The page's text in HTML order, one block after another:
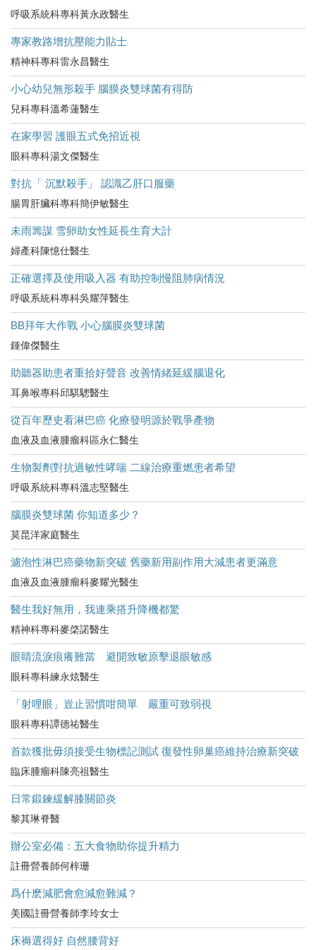
呼吸系統科專科黃永政醫生
專家教路增抗壓能力貼士
精神科專科雷永昌醫生
小心幼兒無形殺手 腦膜炎雙球菌有得防
兒科專科溫希蓮醫生
在家學習 護眼五式免招近視
眼科專科湯文傑醫生
對抗「 沉默殺手」 認識乙肝口服藥
腸胃肝臟科專科簡伊敏醫生
未雨籌謀 雪卵助女性延長生育大計
婦產科陳憶仕醫生
正確選擇及使用吸入器 有助控制慢阻肺病情況
呼吸系統科專科吳耀萍醫生
BB拜年大作戰 小心腦膜炎雙球菌
鍾偉傑醫生
助聽器助患者重拾好聲音 改善情緒延緩腦退化
耳鼻喉專科邱騏驄醫生
從百年歷史看淋巴癌 化療發明源於戰爭產物
血液及血液腫瘤科區永仁醫生
生物製劑對抗過敏性哮喘 二線治療重燃患者希望
呼吸系統科專科溫志堅醫生
腦膜炎雙球菌 你知道多少？
莫昆洋家庭醫生
濾泡性淋巴癌藥物新突破 舊藥新用副作用大減患者更滿意
血液及血液腫瘤科麥耀光醫生
醫生我好無用，我連乘搭升降機都驚
精神科專科麥棨諾醫生
眼睛流淚痕癢難當 避開致敏原擊退眼敏感
眼科專科練永炫醫生
「射哩眼」豈止習慣咁簡單 嚴重可致弱視
眼科專科譚德祐醫生
首款獲批毋須接受生物標記測試 復發性卵巢癌維持治療新突破
臨床腫瘤科陳亮祖醫生
日常鍛鍊緩解膝關節炎
黎其琳脊醫
辦公室必備：五大食物助你提升精力
註冊營養師何梓珊
爲什麽減肥會愈減愈難減？
美國註冊營養師李玲女士
床褥選得好 自然腰背好